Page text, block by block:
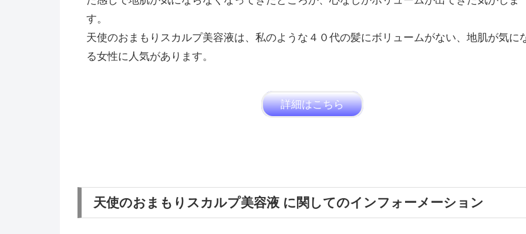
す。
天使のおまもりスカルプ美容液は、私のような４０代の髪にボリュームがない、地肌が気に
る女性に人気があります。
詳細はこちら
天使のおまもりスカルプ美容液 に関してのインフォーメーション